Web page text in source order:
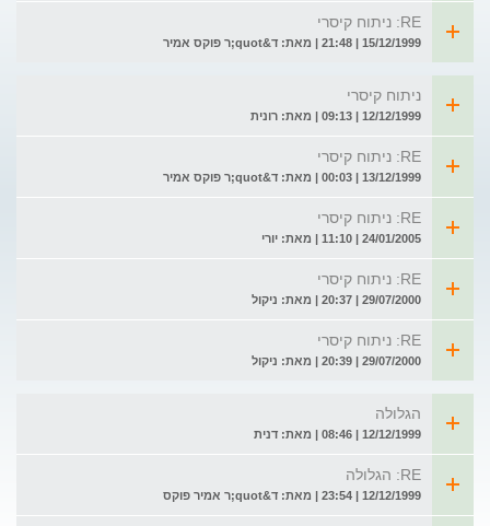
RE: ניתוח קיסרי
15/12/1999 | 21:48 | מאת: ד&quot;ר פוקס אמיר
ניתוח קיסרי
12/12/1999 | 09:13 | מאת: רונית
RE: ניתוח קיסרי
13/12/1999 | 00:03 | מאת: ד&quot;ר פוקס אמיר
RE: ניתוח קיסרי
24/01/2005 | 11:10 | מאת: יורי
RE: ניתוח קיסרי
29/07/2000 | 20:37 | מאת: ניקול
RE: ניתוח קיסרי
29/07/2000 | 20:39 | מאת: ניקול
הגלולה
12/12/1999 | 08:46 | מאת: דנית
RE: הגלולה
12/12/1999 | 23:54 | מאת: ד&quot;ר אמיר פוקס